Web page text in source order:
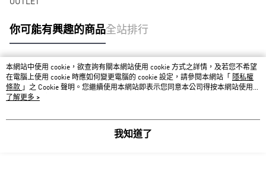
OUTLET
你可能有興趣的商品全站排行
熱門標籤
本網站中使用 cookie，欲查詢有關本網站使用 cookie 方式之詳情，及若您不希望
在電腦上使用 cookie 時應如何變更電腦的 cookie 設定，請參閱本網站「
隱私權
條款 」之 Cookie 聲明。您繼續使用本網站即表示您同意本公司得按本網站使用條
款之 Cookie 聲明使用 cookie。
了解更多 >
我知道了